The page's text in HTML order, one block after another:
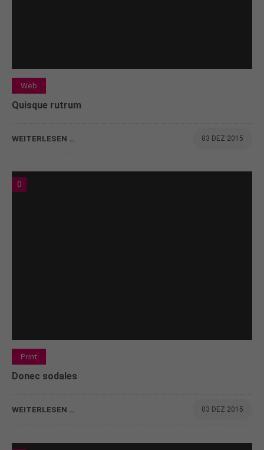
Web
Quisque rutrum
WEITERLESEN … 03 DEZ 2015
0
Print
Donec sodales
WEITERLESEN … 03 DEZ 2015